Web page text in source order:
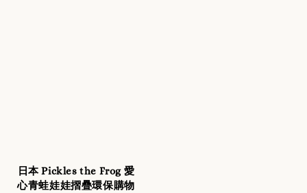
日本 Pickles the Frog 愛
心青蛙娃娃摺疊環保購物